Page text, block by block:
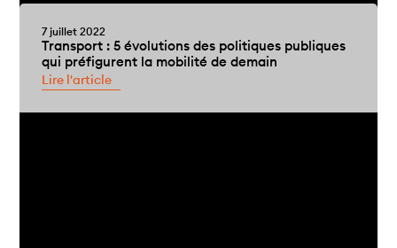
7 juillet 2022
Transport : 5 évolutions des politiques publiques
qui préfigurent la mobilité de demain
Lire l'article